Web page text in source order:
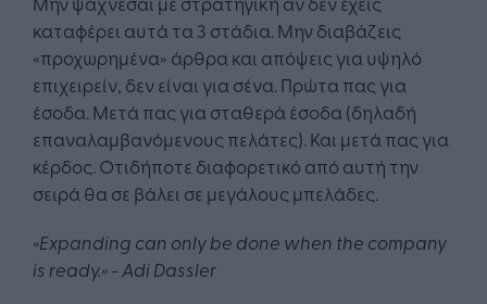
καταφέρει αυτά τα 3 στάδια. Μην διαβάζεις
«προχωρημένα» άρθρα και απόψεις για υψηλό
επιχειρείν, δεν είναι για σένα. Πρώτα πας για
έσοδα. Μετά πας για σταθερά έσοδα (δηλαδή
επαναλαμβανόμενους πελάτες). Και μετά πας για
κέρδος. Οτιδήποτε διαφορετικό από αυτή την
σειρά θα σε βάλει σε μεγάλους μπελάδες.
«Expanding can only be done when the company
is ready.» - Adi Dassler